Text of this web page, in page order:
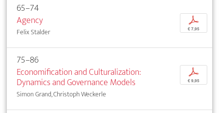
65–74
Agency
Felix Stalder
p
€ 7,95
75–86
Economification and Culturalization:
Dynamics and Governance Models
Simon Grand, Christoph Weckerle
p
€ 9,95